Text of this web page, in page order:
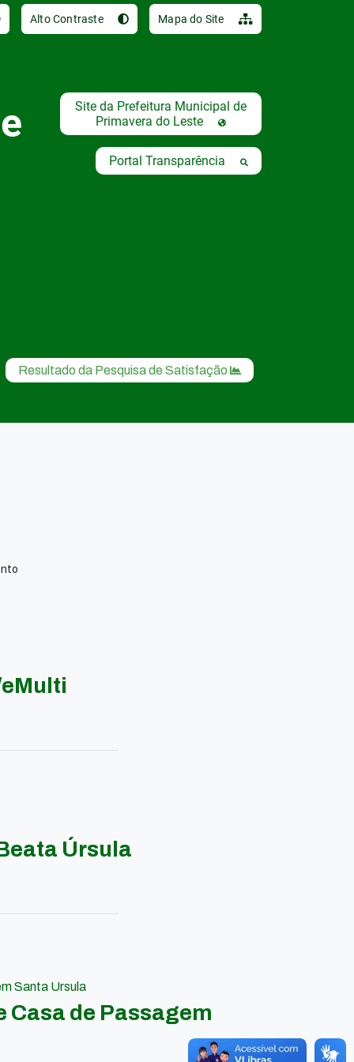
Alto Contraste Mapa do Site
Site da Prefeitura Municipal de
Primavera do Leste
Portal Transparência
Resultado da Pesquisa de Satisfação
Úrsula
Santa Ursula
de Passagem